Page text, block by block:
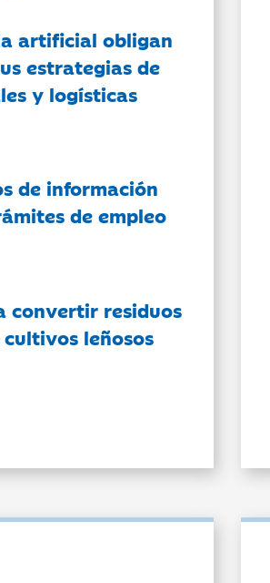
artificial obligan
estrategias de
y logísticas
de información
de empleo
convertir residuos
leñosos